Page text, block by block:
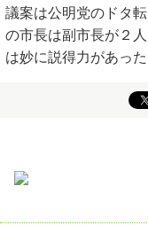
議案は公明党のドタ
の市長は副市長が２
は妙に説得力があった